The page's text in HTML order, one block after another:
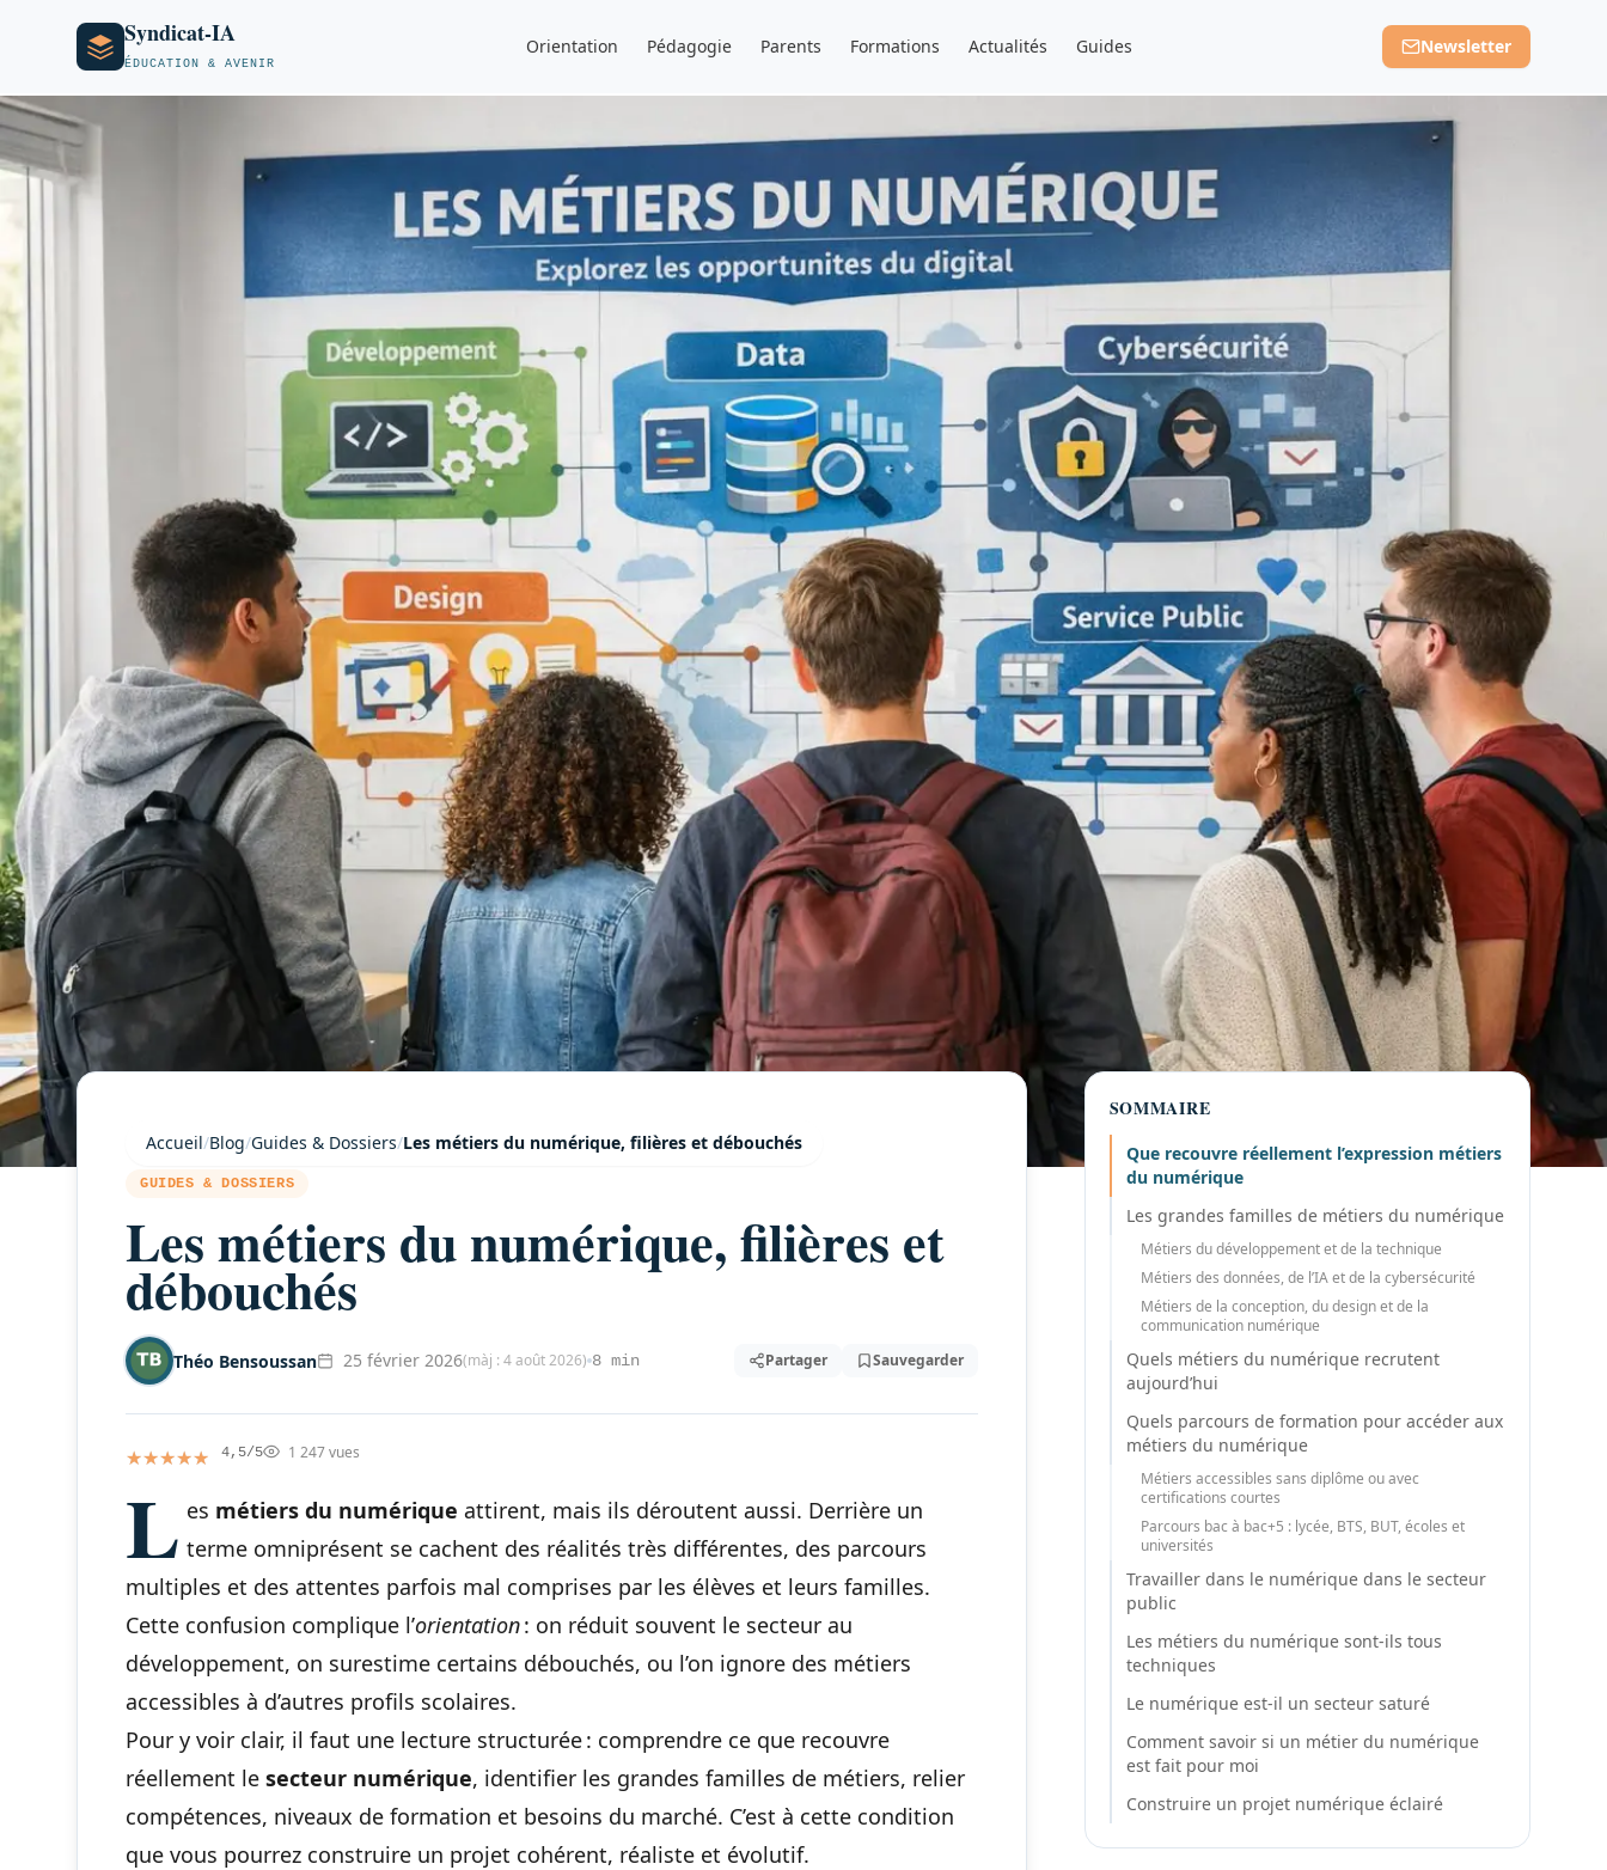
Syndicat-IA
ÉDUCATION & AVENIR
Orientation Pédagogie Parents Formations Actualités Guides Newsletter
Accueil/Blog/Guides & Dossiers/Les métiers du numérique, filières et débouchés
GUIDES & DOSSIERS
Les métiers du numérique, filières et
débouchés
Théo Bensoussan 25 février 2026(màj : 4 août 2026) 8 min Partager Sauvegarder
★★★★★
★★★★★ 4,5/5 1 247 vues
L es métiers du numérique attirent, mais ils déroutent aussi. Derrière un
terme omniprésent se cachent des réalités très différentes, des parcours
multiples et des attentes parfois mal comprises par les élèves et leurs familles.
Cette confusion complique l’orientation: on réduit souvent le secteur au
développement, on surestime certains débouchés, ou l’on ignore des métiers
accessibles à d’autres profils scolaires.
Pour y voir clair, il faut une lecture structurée : comprendre ce que recouvre
réellement le secteur numérique, identifier les grandes familles de métiers, relier
compétences, niveaux de formation et besoins du marché. C’est à cette condition
que vous pourrez construire un projet cohérent, réaliste et évolutif.
SOMMAIRE
Que recouvre réellement l’expression métiers
du numérique
Les grandes familles de métiers du numérique
Métiers du développement et de la technique
Métiers des données, de l’IA et de la cybersécurité
Métiers de la conception, du design et de la
communication numérique
Quels métiers du numérique recrutent
aujourd’hui
Quels parcours de formation pour accéder aux
métiers du numérique
Métiers accessibles sans diplôme ou avec
certifications courtes
Parcours bac à bac+5 : lycée, BTS, BUT, écoles et
universités
Travailler dans le numérique dans le secteur
public
Les métiers du numérique sont-ils tous
techniques
Le numérique est-il un secteur saturé
Comment savoir si un métier du numérique
est fait pour moi
Construire un projet numérique éclairé